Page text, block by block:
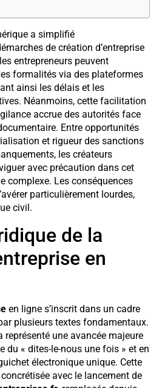
a simplifié
de création d’entreprise
entrepreneurs peuvent
formalités via des plateformes
ainsi les délais et les
Néanmoins, cette facilitation
accrue des autorités face
Entre opportunités
et rigueur des sanctions
les créateurs
avec précaution dans cet
complexe. Les conséquences
particulièrement lourdes,
civil.
de la
en
en ligne s’inscrit dans un cadre
plusieurs textes fondamentaux.
représenté une avancée majeure
du « dites-le-nous une fois » et en
électronique unique. Cette
avec le lancement de